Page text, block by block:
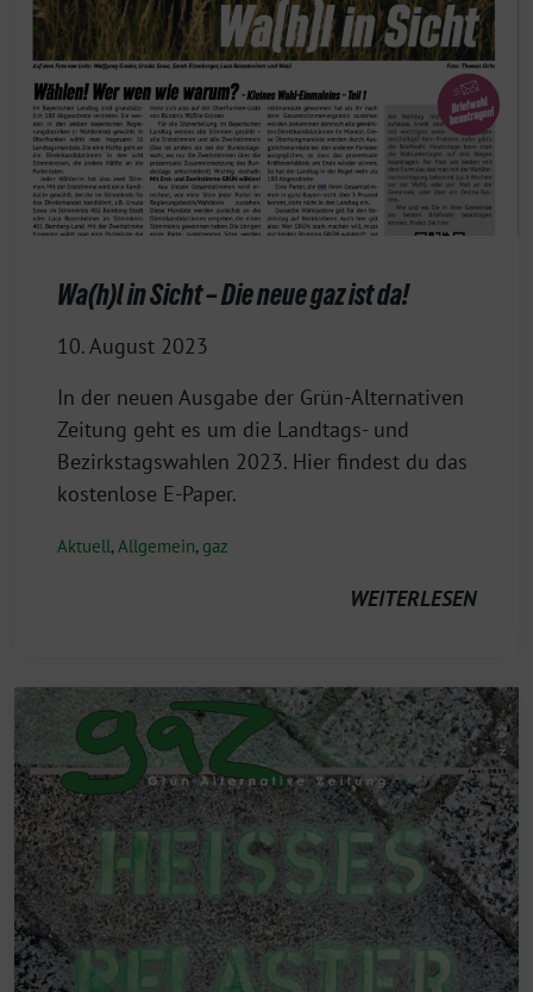
Wa(h)l in Sicht – Die neue gaz ist da!
10. August 2023
In der neuen Ausgabe der Grün-Alternativen
Zeitung geht es um die Landtags- und
Bezirkstagswahlen 2023. Hier findest du das
kostenlose E-Paper.
Aktuell,Allgemein, gaz
WEITERLESEN